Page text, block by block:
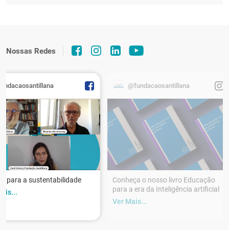
Nossas Redes
para a sustentabilidade
@fundacaosantillana
Conheça o nosso livro Educação
para a era da Inteligência artificial
Ver Mais...